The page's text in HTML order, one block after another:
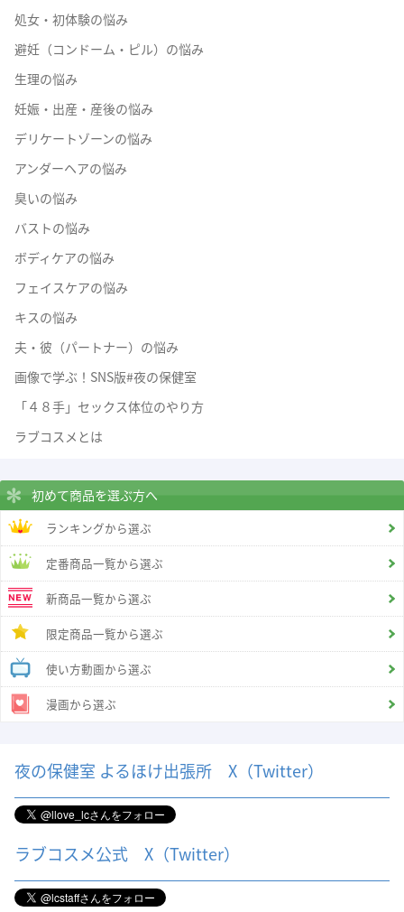
処女・初体験の悩み
避妊（コンドーム・ピル）の悩み
生理の悩み
妊娠・出産・産後の悩み
デリケートゾーンの悩み
アンダーヘアの悩み
臭いの悩み
バストの悩み
ボディケアの悩み
フェイスケアの悩み
キスの悩み
夫・彼（パートナー）の悩み
画像で学ぶ！SNS版#夜の保健室
「４８手」セックス体位のやり方
ラブコスメとは
初めて商品を選ぶ方へ
ランキングから選ぶ
定番商品一覧から選ぶ
新商品一覧から選ぶ
限定商品一覧から選ぶ
使い方動画から選ぶ
漫画から選ぶ
夜の保健室 よるほけ出張所 X（Twitter）
ラブコスメ公式 X（Twitter）